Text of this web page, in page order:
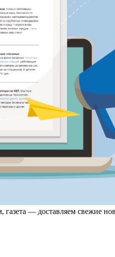
газета — доставляем свежие